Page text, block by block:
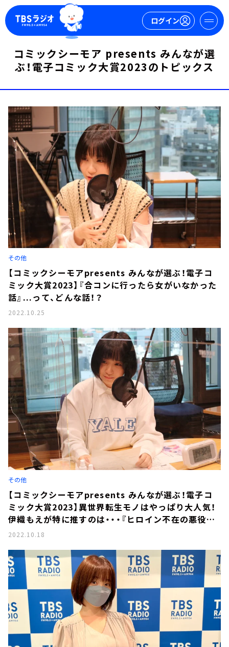
ログイン
マイページ
ログイン 新規会員登録
今日の番組表
週間番組表
トピックス
TBS Podcast
お知らせ
イベント・グッズ
会社情報
コミックシーモア presents みんなが選
ぶ！電子コミック大賞2023のトピックス
その他
【コミックシーモアpresents みんなが選ぶ！電子コ
ミック大賞2023】『合コンに行ったら女がいなかった
話』...って、どんな話！？
2022.10.25
その他
【コミックシーモアpresents みんなが選ぶ！電子コ
ミック大賞2023】異世界転生モノはやっぱり大人気！
伊織もえが特に推すのは・・・『ヒロイン不在の悪役令
嬢は婚約破棄してワンコ系従者と逃亡する』！
2022.10.18